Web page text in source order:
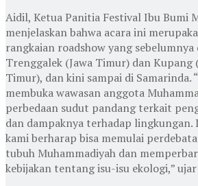
Aidil, Ketua Panitia Festival Ibu Bumi
menjelaskan bahwa acara ini
rangkaian roadshow yang sebelumnya
Trenggalek (Jawa Timur) dan Kupang
Timur), dan kini sampai di Samarinda.
membuka wawasan anggota
perbedaan sudut pandang terkait
dan dampaknya terhadap lingkungan.
kami berharap bisa memulai
tubuh Muhammadiyah dan
kebijakan tentang isu-isu ekologi,”